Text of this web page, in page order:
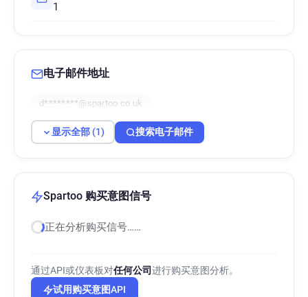
1
电子邮件地址
d********@spartoo.co.uk
显示全部 (1) 搜索电子邮件
Spartoo 购买意图信号
正在分析购买信号……
通过API或仪表板对任何公司进行购买意图分析。
试用购买意图API